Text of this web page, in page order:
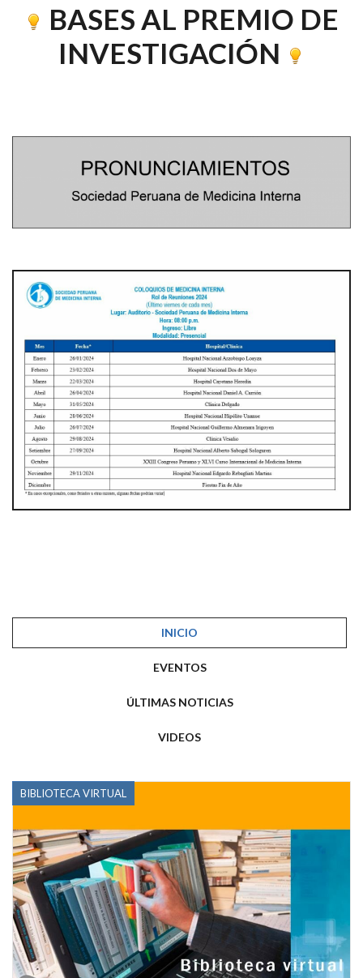
BASES AL PREMIO DE
INVESTIGACIÓN
INICIO
EVENTOS
ÚLTIMAS NOTICIAS
VIDEOS
BIBLIOTECA VIRTUAL